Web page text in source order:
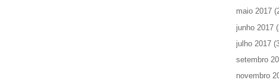
maio 2017
junho 2017
julho 2017
setembro
novembro